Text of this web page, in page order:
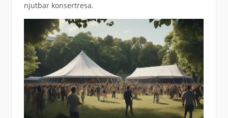
njutbar konsertresa.